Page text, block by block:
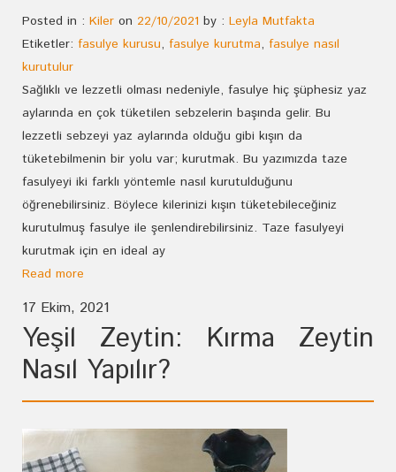
Posted in : Kiler on 22/10/2021 by : Leyla Mutfakta
Etiketler: fasulye kurusu, fasulye kurutma, fasulye nasıl
kurutulur
Sağlıklı ve lezzetli olması nedeniyle, fasulye hiç şüphesiz yaz
aylarında en çok tüketilen sebzelerin başında gelir. Bu
lezzetli sebzeyi yaz aylarında olduğu gibi kışın da
tüketebilmenin bir yolu var; kurutmak. Bu yazımızda taze
fasulyeyi iki farklı yöntemle nasıl kurutulduğunu
öğrenebilirsiniz. Böylece kilerinizi kışın tüketebileceğiniz
kurutulmuş fasulye ile şenlendirebilirsiniz. Taze fasulyeyi
kurutmak için en ideal ay
Read more
17 Ekim, 2021
Yeşil Zeytin: Kırma Zeytin
Nasıl Yapılır?